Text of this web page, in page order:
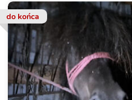
do końca